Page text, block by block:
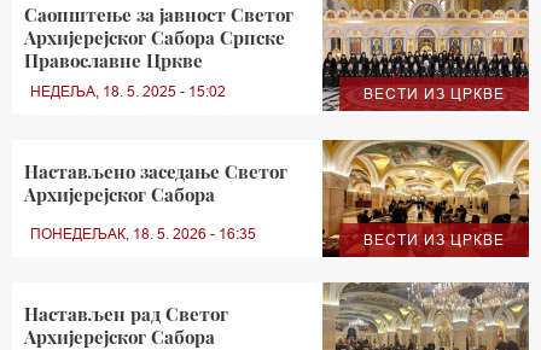
ВЕСТИ ИЗ ЦРКВЕ
Саопштење за јавност Светог
Архијерејског Сабора Српске
Православне Цркве
НЕДЕЉА, 18. 5. 2025 - 15:02
ВЕСТИ ИЗ ЦРКВЕ
Настављено заседање Светог
Архијерејског Сабора
ПОНЕДЕЉАК, 18. 5. 2026 - 16:35
Настављен рад Светог
Архијерејског Сабора